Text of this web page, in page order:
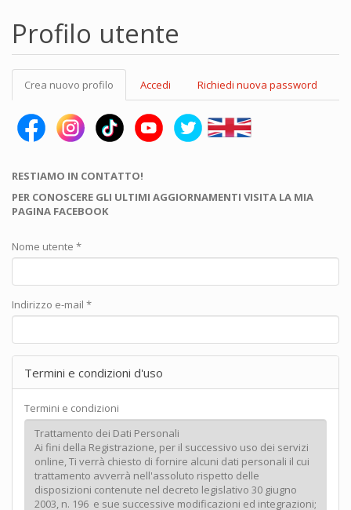
Profilo utente
Schede
primarie
Crea nuovo profilo (scheda
attiva)
Accedi Richiedi nuova password
RESTIAMO IN CONTATTO!
PER CONOSCERE GLI ULTIMI AGGIORNAMENTI VISITA LA MIA
PAGINA FACEBOOK
Nome utente *
Indirizzo e-mail *
Termini e condizioni d'uso
Termini e condizioni